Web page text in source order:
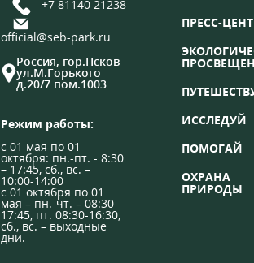
+7 81140 21238
official@seb-park.ru
Россия, гор.Псков
ул.М.Горького
д.20/7 пом.1003
Режим работы:
с 01 мая по 01
октября: пн.-пт. - 8:30
– 17:45, сб., вс. –
10:00-14:00
с 01 октября по 01
мая – пн.-чт. – 08:30-
17:45, пт. 08:30-16:30,
сб., вс. – выходные
дни.
ПРЕСС-
ИССЛЕДУЙ
ПОМОГАЙ
ОХРАНА
ПРИРОДЫ